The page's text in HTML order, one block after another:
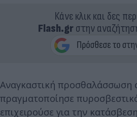
Κάνε κλικ και δες
Flash.grστην
Αναγκαστική προσθαλάσσωση
πραγματοποίησε
επιχειρούσε για την